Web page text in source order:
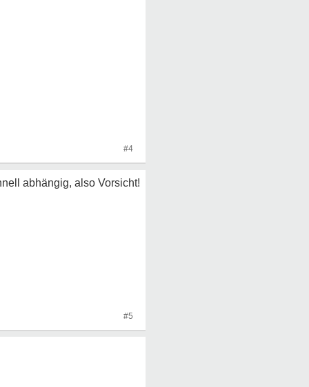
#4
abhängig, also Vorsicht!
#5